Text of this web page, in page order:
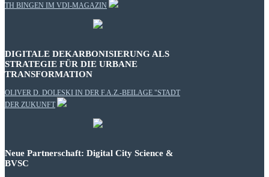
TH BINGEN IM VDI-MAGAZIN
DIGITALE DEKARBONISIERUNG ALS
STRATEGIE FÜR DIE URBANE
TRANSFORMATION
OLIVER D. DOLESKI IN DER F.A.Z.-BEILAGE "STADT
DER ZUKUNFT
Neue Partnerschaft: Digital City Science &
BVSC